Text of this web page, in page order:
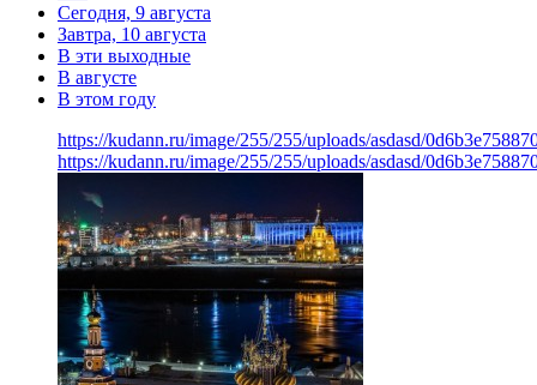
Сегодня, 9 августа
Завтра, 10 августа
В эти выходные
В августе
В этом году
https://kudann.ru/image/255/255/uploads/asdasd/
https://kudann.ru/image/255/255/uploads/asdasd/